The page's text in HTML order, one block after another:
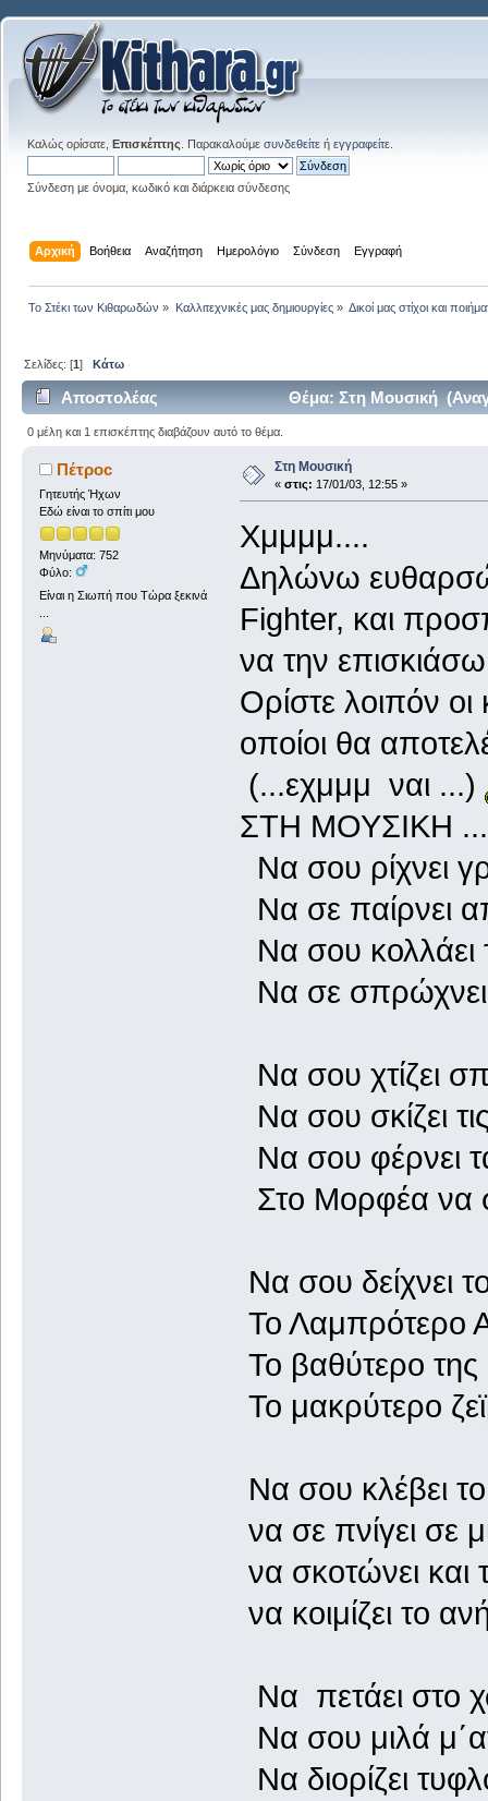
Καλώς ορίσατε, Επισκέπτης . Παρακαλούμε συνδεθείτε ή εγγραφείτε
Σύνδεση με όνομα, κωδικό και διάρκεια σύνδεσης
Αρχική Βοήθεια Αναζήτηση Ημερολόγιο Σύνδεση Εγγραφή
Το Στέκι των Κιθαρωδών » Καλλιτεχνικές μας δημιουργίες» Δικοί μας στίχοι και
Σελίδες: [1]Κάτω
Αποστολέας Θέμα: Στη Μουσική
0 μέλη και 1 επισκέπτης διαβάζουν αυτό το θέμα.
Πέτροc
Γητευτής Ήχων
Εδώ είναι το σπίτι μου
Μηνύματα: 752
Φύλο:
Είναι η Σιωπή που Τώρα ξεκινά
...
Στη Μουσική
« στις: 17/01/03, 12:55 »
Χμμμμ....
Δηλώνω
Fighter, και
να την
Ορίστε λοιπόν οι
οποίοι θα
(...εχμμμ ναι ...)
ΣΤΗ ΜΟΥΣΙΚΗ ...
Να σου ρίχνει
Να σε παίρνει
Να σου κολλάει
Να σε
Να σου χτίζει
Να σου σκίζει
Να σου φέρνει
Στο Μορφέα να
Να σου δείχνει
Το
Το βαθύτερο
Το
Να σου κλέβει
να σε πνίγει
να σκοτώνει
να κοιμίζει
Να πετάει στο
Να σου μιλά
Να διορίζει